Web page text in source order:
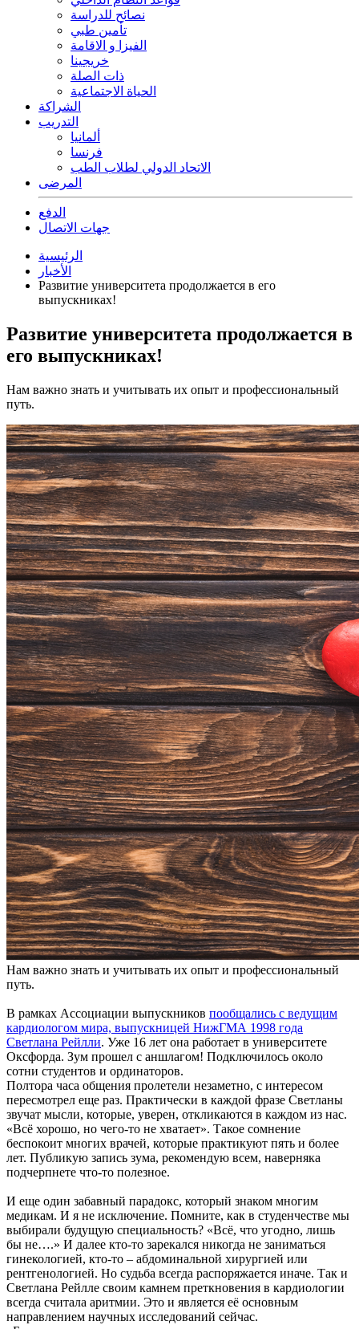
نصائح للدراسة
تأمين طبي
الفيزا و الاقامة
خريجينا
ذات الصلة
الحياة الاجتماعية
الشراكة
التدريب
ألمانيا
فرنسا
الاتحاد الدولي لطلاب الطب
المرضى
الدفع
جهات الاتصال
الرئيسية
الأخبار
Развитие университета продолжается в его
выпускниках!
Развитие университета продолжается в
его выпускниках!
Нам важно знать и учитывать их опыт и профессиональный
путь.
Нам важно знать и учитывать их опыт и профессиональный
путь.
В рамках Ассоциации выпускников пообщались с ведущим
кардиологом мира, выпускницей НижГМА 1998 года
Светлана Рейлли. Уже 16 лет она работает в университете
Оксфорда. Зум прошел c аншлагом! Подключилось около
сотни студентов и ординаторов.
Полтора часа общения пролетели незаметно, с интересом
пересмотрел еще раз. Практически в каждой фразе Светланы
звучат мысли, которые, уверен, откликаются в каждом из нас.
«Всё хорошо, но чего-то не хватает». Такое сомнение
беспокоит многих врачей, которые практикуют пять и более
лет. Публикую запись зума, рекомендую всем, наверняка
подчерпнете что-то полезное.
И еще один забавный парадокс, который знаком многим
медикам. И я не исключение. Помните, как в студенчестве мы
выбирали будущую специальность? «Всё, что угодно, лишь
бы не….» И далее кто-то зарекался никогда не заниматься
гинекологией, кто-то – абдоминальной хирургией или
рентгенологией. Но судьба всегда распоряжается иначе. Так и
Светлана Рейлле своим камнем преткновения в кардиологии
всегда считала аритмии. Это и является её основным
направлением научных исследований сейчас.